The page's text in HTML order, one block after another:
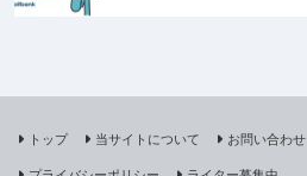
トップ 当サイトについて お問い合わせ